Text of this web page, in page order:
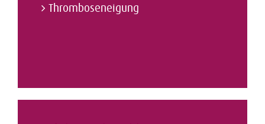
Thromboseneigung